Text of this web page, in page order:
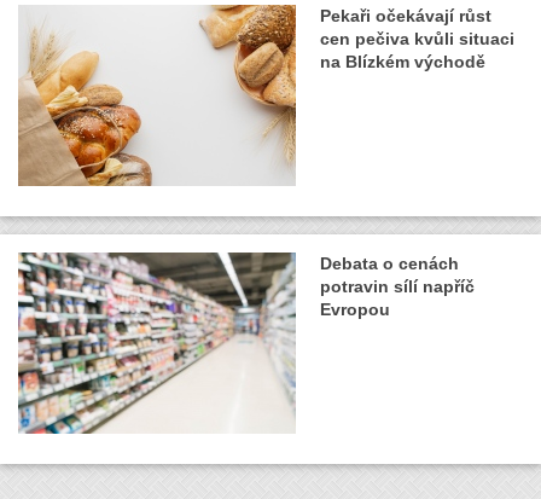
Pekaři očekávají růst
cen pečiva kvůli situaci
na Blízkém východě
Debata o cenách
potravin sílí napříč
Evropou